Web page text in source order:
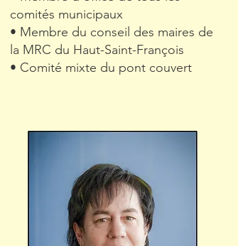
comités municipaux
• Membre du conseil des maires de
la MRC du Haut-Saint-François
• Comité mixte du pont couvert